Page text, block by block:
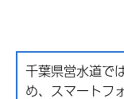
千葉県営水道で
め、スマートフ